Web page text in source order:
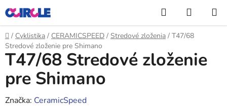
Prejsť
na
obsah
Hľadať
KOŠÍK
Domov
/ Cyklistika / CERAMICSPEED / Stredové zloženia / T47/68
Stredové zloženie pre Shimano
T47/68 Stredové zloženie
pre Shimano
Značka: CeramicSpeed